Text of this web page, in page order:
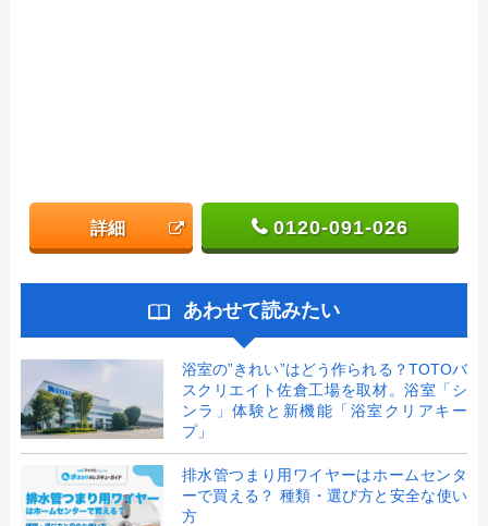
詳細 0120-091-026
あわせて読みたい
浴室の”きれい”はどう作られる？TOTOバ
スクリエイト佐倉工場を取材。浴室「シ
ンラ」体験と新機能「浴室クリアキー
プ」
排水管つまり用ワイヤーはホームセンタ
ーで買える？ 種類・選び方と安全な使い
方